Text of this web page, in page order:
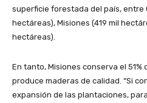
superficie forestada del país, entre
hectáreas), Misiones (419 mil
hectáreas).
En tanto, Misiones conserva el
produce maderas de calidad. “Si
expansión de las plantaciones,